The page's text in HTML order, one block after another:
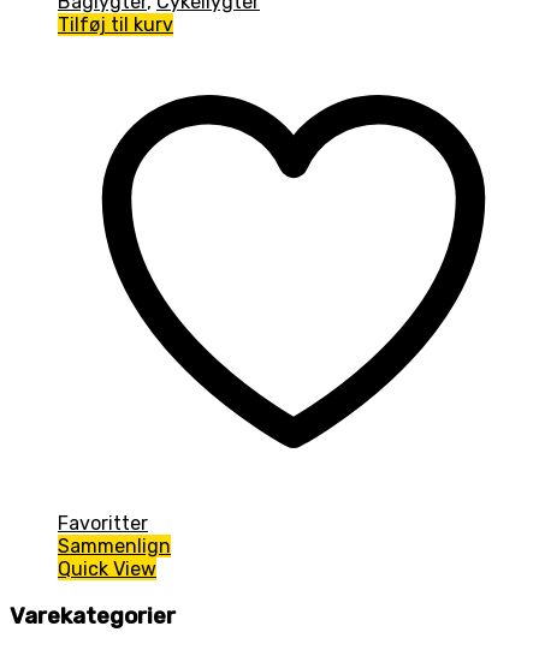
Tilføj til kurv
Favoritter
Sammenlign
Quick View
Varekategorier